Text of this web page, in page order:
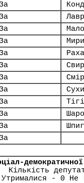
Кількість
- 0 Не